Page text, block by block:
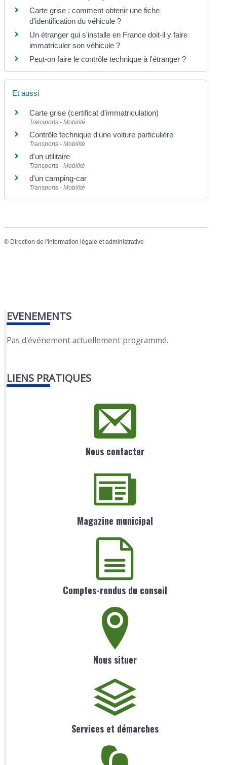
Carte grise : comment obtenir une fiche
d'identification du véhicule ?
Un étranger qui s'installe en France doit-il y faire
immatriculer son véhicule ?
Peut-on faire le contrôle technique à l'étranger ?
Et aussi
Carte grise (certificat d'immatriculation)
Transports - Mobilité
Contrôle technique d'une voiture particulière
Transports - Mobilité
d'un utilitaire
Transports - Mobilité
d'un camping-car
Transports - Mobilité
© Direction de l'information légale et administrative
EVENEMENTS
Pas d'événement actuellement programmé.
LIENS PRATIQUES
Nous contacter
Magazine municipal
Comptes-rendus du conseil
Nous situer
Services et démarches